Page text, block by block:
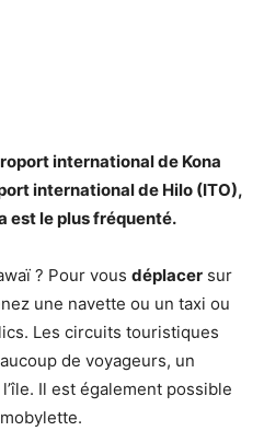
international de Kona
international de Hilo (ITO),
est le plus fréquenté.
? Pour vous déplacer sur
une navette ou un taxi ou
Les circuits touristiques
de voyageurs, un
Il est également possible